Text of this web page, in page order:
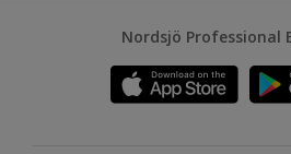
Nordsjö Professional